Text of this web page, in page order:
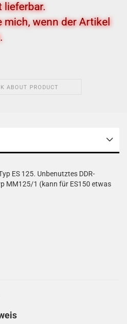
lieferbar.
mich, wenn der Artikel
ABOUT PRODUCT
ES 125. Unbenutztes DDR-
MM125/1 (kann für ES150 etwas